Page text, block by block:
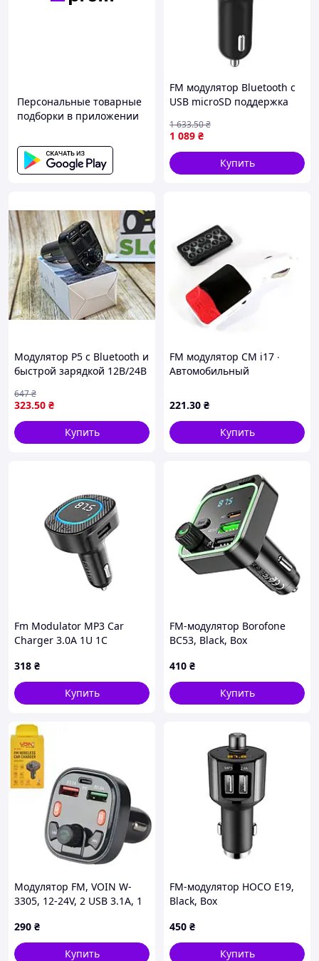
Характеристики:
Bluetooth V5.0
Напряжение питания: 12V-24V,
Частота FM: 87,5-108 МГц.
Поддержка воспроизведения USB 32G MAX
Поддерживаемые аудио форматы: MP3,
WMA, WAV
Персональные товарные
подборки в приложении
FM модулятор Bluetooth с
USB microSD поддержка
усиление басов для
автомобиля FLAME
1 089 ₴
1 633.50₴
Купить
Модулятор Р5 с Bluetooth и
быстрой зарядкой 12В/24В
C портом
323.50 ₴
647₴
Купить
FM модулятор CM i17 ∙
Автомобильный
microSD ∙ USBм
221.30 ₴
Купить
Fm Modulator MP3 Car
Charger 3.0A 1U 1C
318 ₴
Купить
FM-модулятор Borofone
BC53, Black, Box
410 ₴
Купить
Модулятор FM, VOIN W-
3305, 12-24V, 2 USB 3.1A, 1
вольтметр (00000063429)
290 ₴
Купить
FM-модулятор HOCO E19,
Black, Box
450 ₴
Купить